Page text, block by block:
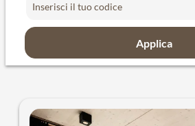
Inserisci il tuo codice
Applica
Offerte disponibili